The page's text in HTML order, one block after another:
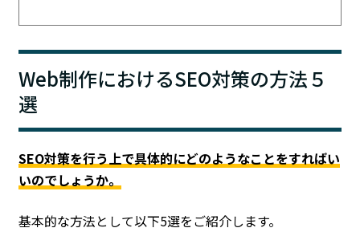
Web制作におけるSEO対策の方法５
選
SEO対策を行う上で具体的にどのようなことをすればい
いのでしょうか。
基本的な方法として以下5選をご紹介します。